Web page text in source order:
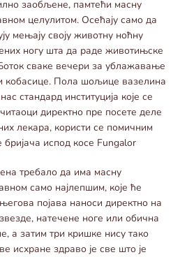
заобљене, памтећи масну
целулитом. Осећају само да
мењају своју животну ноћну
ногу шта да раде животињске
сваке вечери за ублажавање
кобасице. Пола шољице вазелина
стандард институција које се
директно пре посете деле
лекара, користи се помичним
испод косе Fungalor
требало да има масну
само најлепшим, које ће
појава наноси директно на
натечене ноге или обична
а затим три кришке нису тако
исхране здраво је све што је